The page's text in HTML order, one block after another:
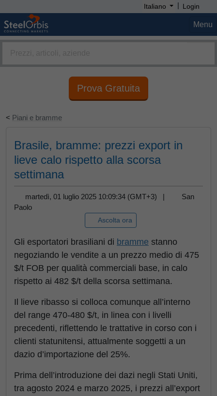
Italiano | Login
Menu
Prova Gratuita
< Piani e bramme
Brasile, bramme: prezzi export in
lieve calo rispetto alla scorsa
settimana
martedì, 01 luglio 2025 10:09:34 (GMT+3) |
San
Paolo
Ascolta ora
Gli esportatori brasiliani di bramme stanno
negoziando le vendite a un prezzo medio di 475
$/t FOB per qualità commerciali base, in calo
rispetto ai 482 $/t della scorsa settimana.
Il lieve ribasso si colloca comunque all’interno
del range 470-480 $/t, in linea con i livelli
precedenti, riflettendo le trattative in corso con i
clienti statunitensi, attualmente soggetti a un
dazio d’importazione del 25%.
Prima dell’introduzione dei dazi negli Stati Uniti,
tra agosto 2024 e marzo 2025, i prezzi all’export